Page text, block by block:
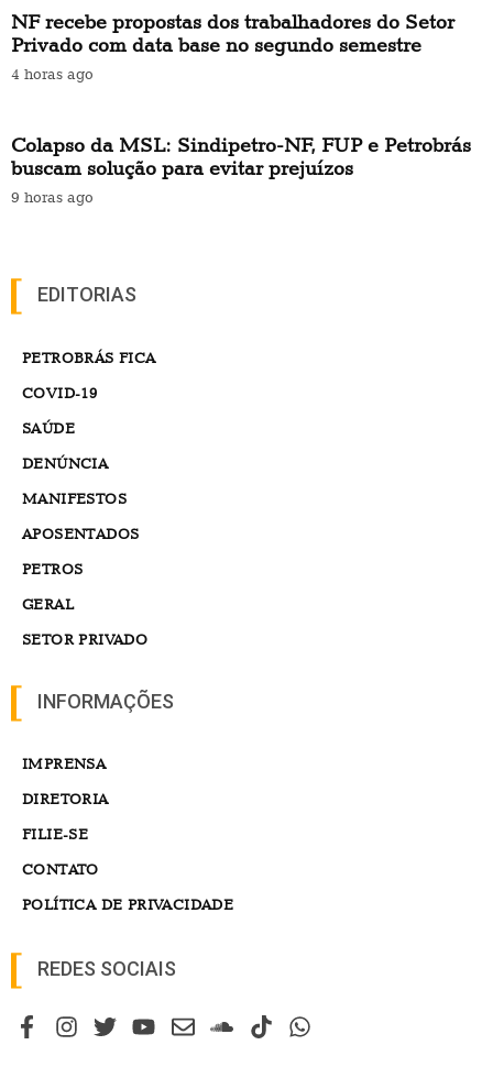
NF recebe propostas dos trabalhadores do Setor
Privado com data base no segundo semestre
4 horas ago
Colapso da MSL: Sindipetro-NF, FUP e Petrobrás
buscam solução para evitar prejuízos
9 horas ago
EDITORIAS
PETROBRÁS FICA
COVID-19
SAÚDE
DENÚNCIA
MANIFESTOS
APOSENTADOS
PETROS
GERAL
SETOR PRIVADO
INFORMAÇÕES
IMPRENSA
DIRETORIA
FILIE-SE
CONTATO
POLÍTICA DE PRIVACIDADE
REDES SOCIAIS